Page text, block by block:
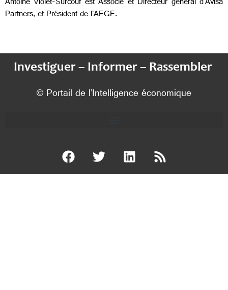
Partners, et Président de l'AEGE.
Investiguer – Informer – Rassembler
© Portail de l’Intelligence économique